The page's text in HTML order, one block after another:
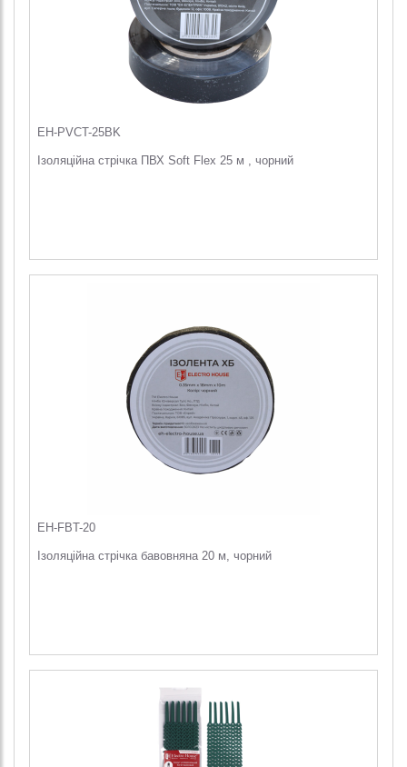
EH-PVCT-25BK
Ізоляційна стрічка ПВХ Soft Flex 25 м , чорний
EH-FBT-20
Ізоляційна стрічка бавовняна 20 м, чорний